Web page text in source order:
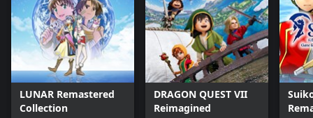
LUNAR Remastered
Collection
DRAGON QUEST VII
Reimagined